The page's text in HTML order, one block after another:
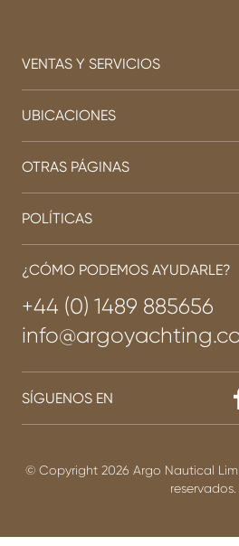
VENTAS Y SERVICIOS
UBICACIONES
OTRAS PÁGINAS
POLÍTICAS
¿CÓMO PODEMOS AYUDARLE?
+44 (0) 1489 885656
SÍGUENOS EN
© Copyright 2026 Argo Nautical
reservados.